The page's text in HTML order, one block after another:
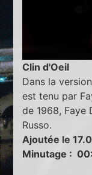
Clin d'Oeil
Dans la
est tenu par
de 1968, Faye
Russo.
Ajoutée le
Minutage :